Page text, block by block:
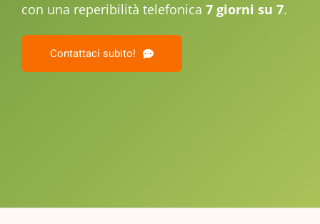
con una reperibilità telefonica 7 giorni su 7.
Contattaci subito!